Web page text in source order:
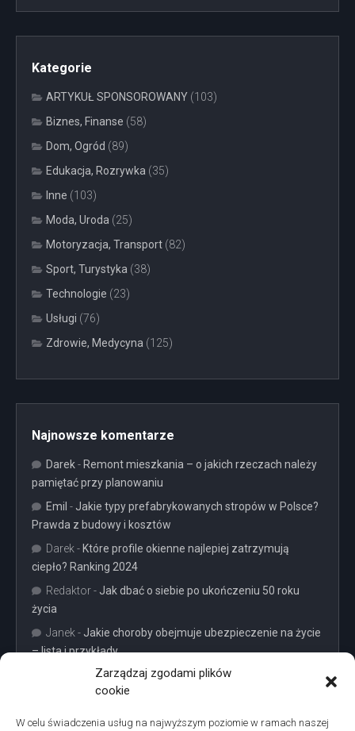
Zarządzaj zgodami plików
cookie
W celu świadczenia usług na najwyższym poziomie w ramach naszej
Kategorie
ARTYKUŁ SPONSOROWANY (103)
Biznes, Finanse (58)
Dom, Ogród (89)
Edukacja, Rozrywka (35)
Inne (103)
Moda, Uroda (25)
Motoryzacja, Transport (82)
Sport, Turystyka (38)
Technologie (23)
Usługi (76)
Zdrowie, Medycyna (125)
Najnowsze komentarze
Darek- Remont mieszkania – o jakich rzeczach należy
pamiętać przy planowaniu
Emil - Jakie typy prefabrykowanych stropów w Polsce?
Prawda z budowy i kosztów
Darek - Które profile okienne najlepiej zatrzymują
ciepło? Ranking 2024
Redaktor- Jak dbać o siebie po ukończeniu 50 roku
życia
Janek - Jakie choroby obejmuje ubezpieczenie na życie
– lista i przykłady